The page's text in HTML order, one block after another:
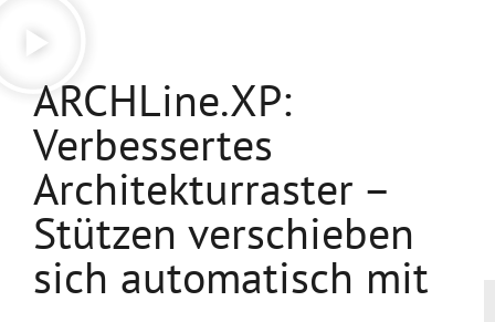
ARCHLine.XP:
Verbessertes
Architekturraster –
Stützen verschieben
sich automatisch mit